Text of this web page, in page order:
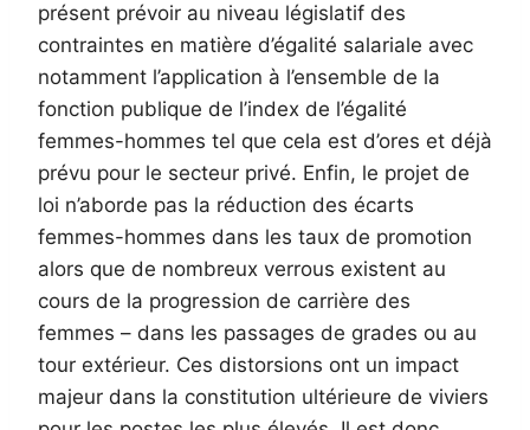
présent prévoir au niveau législatif des
contraintes en matière d’égalité salariale avec
notamment l’application à l’ensemble de la
fonction publique de l’index de l’égalité
femmes-hommes tel que cela est d’ores et déjà
prévu pour le secteur privé. Enfin, le projet de
loi n’aborde pas la réduction des écarts
femmes-hommes dans les taux de promotion
alors que de nombreux verrous existent au
cours de la progression de carrière des
femmes – dans les passages de grades ou au
tour extérieur. Ces distorsions ont un impact
majeur dans la constitution ultérieure de viviers